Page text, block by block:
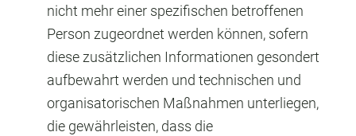
nicht mehr einer spezifischen betroffenen
Person zugeordnet werden können, sofern
diese zusätzlichen Informationen gesondert
aufbewahrt werden und technischen und
organisatorischen Maßnahmen unterliegen,
die gewährleisten, dass die